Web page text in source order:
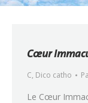
Cœur
C, Dico catho
Le Cœur